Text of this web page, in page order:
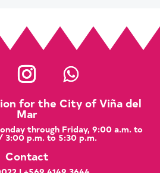
for the City of Viña del
Mar
through Friday, 9:00 a.m. to
3:00 p.m. to 5:30 p.m.
Contact